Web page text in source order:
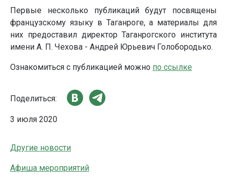
Первые несколько публикаций будут посвящены
французскому языку в Таганроге, а материалы для
них предоставил директор Таганрогского института
имени А. П. Чехова - Андрей Юрьевич Голобородько.
Ознакомиться с публикацией можно по ссылке
Поделиться:
3 июля 2020
Другие новости
Афиша мероприятий